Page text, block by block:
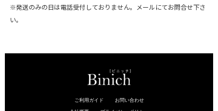
※発送のみの日は電話受付しておりません。メールにてお問合せ下さ
い。